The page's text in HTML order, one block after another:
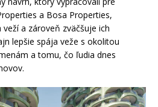
a Bosa Properties,
a zároveň zväčšuje ich
lepšie spája veže s okolitou
a tomu, čo ľudia dnes